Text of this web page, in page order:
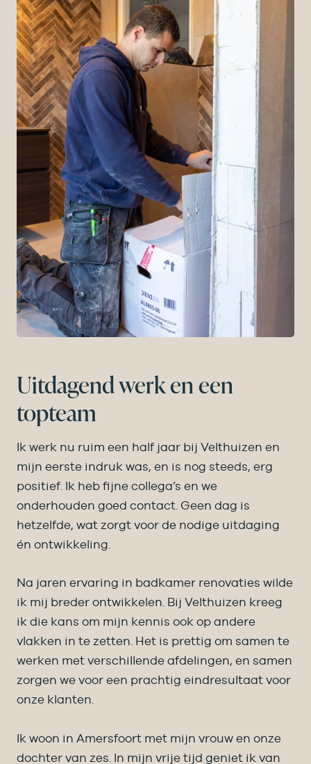
Uitdagend werk en een
topteam
Ik werk nu ruim een half jaar bij Velthuizen en
mijn eerste indruk was, en is nog steeds, erg
positief. Ik heb fijne collega’s en we
onderhouden goed contact. Geen dag is
hetzelfde, wat zorgt voor de nodige uitdaging
én ontwikkeling.
Na jaren ervaring in badkamer renovaties wilde
ik mij breder ontwikkelen. Bij Velthuizen kreeg
ik die kans om mijn kennis ook op andere
vlakken in te zetten. Het is prettig om samen te
werken met verschillende afdelingen, en samen
zorgen we voor een prachtig eindresultaat voor
onze klanten.
Ik woon in Amersfoort met mijn vrouw en onze
dochter van zes. In mijn vrije tijd geniet ik van